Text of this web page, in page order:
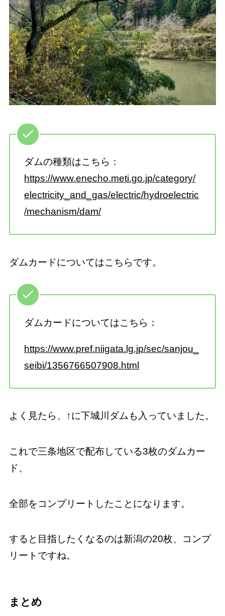
ダムの種類はこちら：
https://www.enecho.meti.go.jp/category/
electricity_and_gas/electric/hydroelectric
/mechanism/dam/
ダムカードについてはこちらです。
ダムカードについてはこちら：
https://www.pref.niigata.lg.jp/sec/sanjou_
seibi/1356766507908.html
よく見たら、↑に下城川ダムも入っていました。
これで三条地区で配布している3枚のダムカー
ド、
全部をコンプリートしたことになります。
すると目指したくなるのは新潟の20枚、コンプ
リートですね。
まとめ